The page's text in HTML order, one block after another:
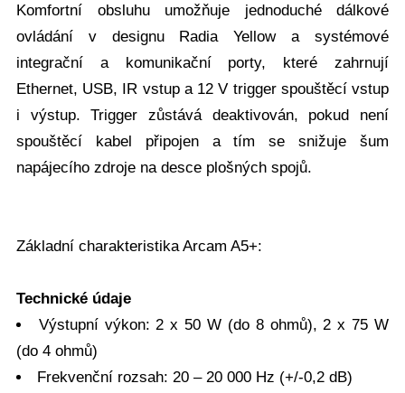
Komfortní obsluhu umožňuje jednoduché dálkové
ovládání v designu Radia Yellow a systémové
integrační a komunikační porty, které zahrnují
Ethernet, USB, IR vstup a 12 V trigger spouštěcí vstup
i výstup. Trigger zůstává deaktivován, pokud není
spouštěcí kabel připojen a tím se snižuje šum
napájecího zdroje na desce plošných spojů.
Základní charakteristika Arcam A5+:
Technické údaje
Výstupní výkon: 2 x 50 W (do 8 ohmů), 2 x 75 W
(do 4 ohmů)
Frekvenční rozsah: 20 – 20 000 Hz (+/-0,2 dB)